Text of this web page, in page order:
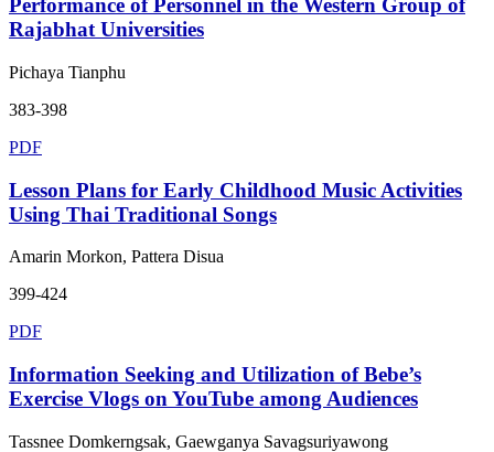
Performance of Personnel in the Western Group of
Rajabhat Universities
Pichaya Tianphu
383-398
PDF
Lesson Plans for Early Childhood Music Activities
Using Thai Traditional Songs
Amarin Morkon, Pattera Disua
399-424
PDF
Information Seeking and Utilization of Bebe’s
Exercise Vlogs on YouTube among Audiences
Tassnee Domkerngsak, Gaewganya Savagsuriyawong